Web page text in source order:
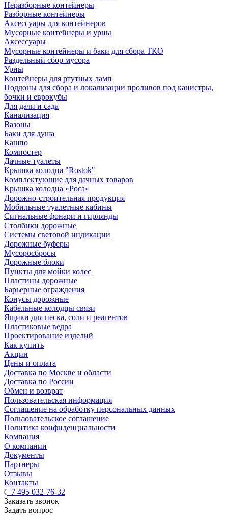
Неразборные контейнеры
Разборные контейнеры
Аксессуары для контейнеров
Мусорные контейнеры и урны
Аксессуары
Мусорные контейнеры и баки для сбора ТКО
Раздельный сбор мусора
Урны
Контейнеры для ртутных ламп
Поддоны для сбора и локализации проливов под канистры,
бочки и еврокубы
Для дачи и сада
Канализация
Вазоны
Баки для душа
Кашпо
Компостер
Дачные туалеты
Крышка колодца "Rostok"
Комплектующие для дачных товаров
Крышка колодца «Роса»
Дорожно-строительная продукция
Мобильные туалетные кабины
Сигнальные фонари и гирлянды
Столбики дорожные
Системы световой индикации
Дорожные буферы
Мусоросбросы
Дорожные блоки
Пункты для мойки колес
Пластины дорожные
Барьерные ограждения
Конусы дорожные
Кабельные колодцы связи
Ящики для песка, соли и реагентов
Пластиковые ведра
Проектирование изделий
Как купить
Акции
Цены и оплата
Доставка по Москве и области
Доставка по России
Обмен и возврат
Пользовательская информация
Соглашение на обработку персональных данных
Пользовательское соглашение
Политика конфиденциальности
Компания
О компании
Документы
Партнеры
Отзывы
Контакты
+7 495 032-76-32
Заказать звонок
Задать вопрос